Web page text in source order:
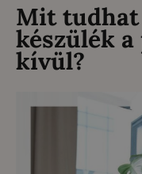
Mit tudhat
készülék
kívül?